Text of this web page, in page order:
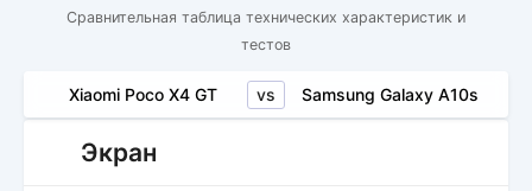
Сравнительная таблица технических характеристик и
тестов
Xiaomi Poco X4 GT vs Samsung Galaxy A10s
Экран